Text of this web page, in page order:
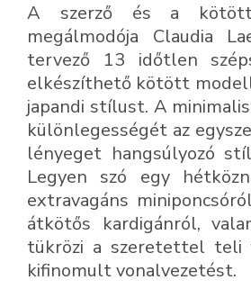
A szerző és a kötött
megálmodója Claudia
tervező 13 időtlen
elkészíthető kötött
japandi stílust. A
különlegességét az
lényeget hangsúlyozó
Legyen szó egy
extravagáns
átkötős kardigánról,
tükrözi a szeretettel teli
kifinomult vonalvezetést.